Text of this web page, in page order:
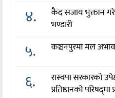
४.
कैद सजाय भुक्तान
भण्डारी
५. कञ्चनपुरमा मल
६.
रास्वपा सरकारको
प्रतिष्ठानको